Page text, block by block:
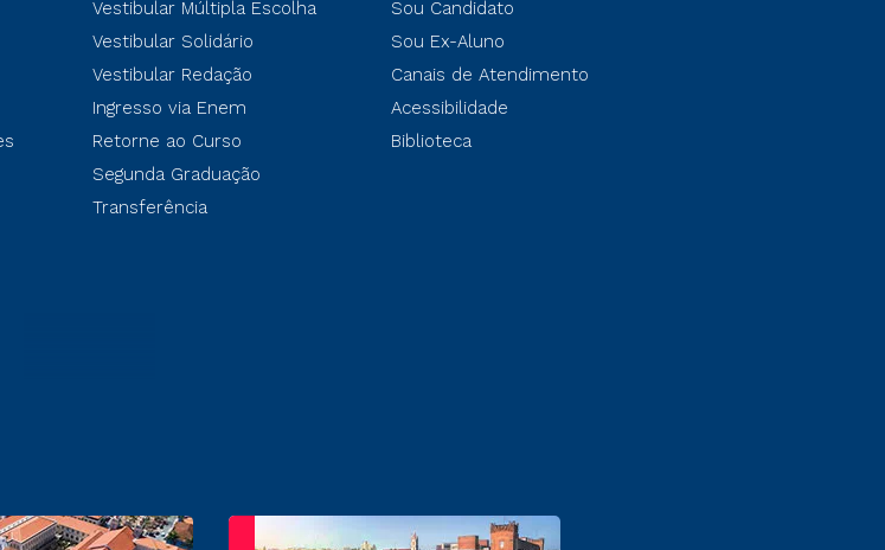
Vestibular Múltipla Escolha
Vestibular Solidário
Vestibular Redação
Ingresso via Enem
Retorne ao Curso
Segunda Graduação
Transferência
Sou Candidato
Sou Ex-Aluno
Canais de Atendimento
Acessibilidade
Biblioteca